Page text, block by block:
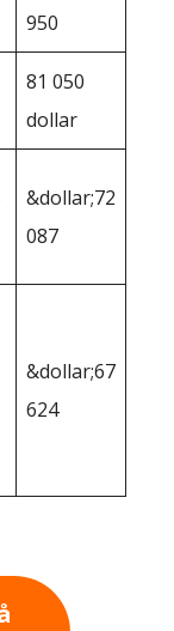
950
81 050
dollar
&dollar;72
087
&dollar;67
624